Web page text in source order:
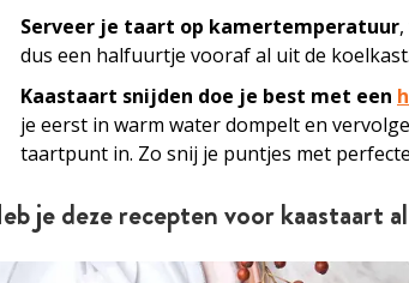
Serveer je taart op kamertemperatuur
dus een halfuurtje vooraf al uit de koelkast.
Kaastaart snijden doe je best met een
je eerst in warm water dompelt en
taartpunt in. Zo snij je puntjes met
je deze recepten voor kaastaart